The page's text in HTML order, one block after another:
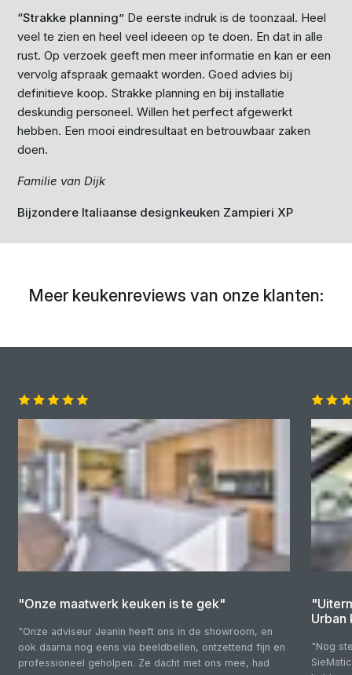
“Strakke planning” De eerste indruk is de toonzaal. Heel
veel te zien en heel veel ideeen op te doen. En dat in alle
rust. Op verzoek geeft men meer informatie en kan er een
vervolg afspraak gemaakt worden. Goed advies bij
definitieve koop. Strakke planning en bij installatie
deskundig personeel. Willen het perfect afgewerkt
hebben. Een mooi eindresultaat en betrouwbaar zaken
doen.
Familie van Dijk
Bijzondere Italiaanse designkeuken Zampieri XP
Meer keukenreviews van onze klanten:
"Onze maatwerk keuken is te gek"
"Onze adviseur Jeanin heeft ons in de showroom, en
ook daarna nog eens via beeldbellen, ontzettend fijn en
professioneel geholpen. Ze dacht met ons mee, had
Urban
"Nog